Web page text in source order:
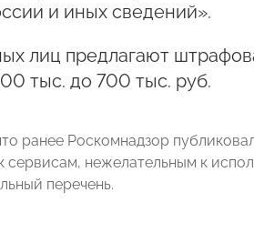
и иных сведений».
лиц предлагают
тыс. до 700 тыс. руб.
ранее Роскомнадзор
сервисам, нежелательным к
перечень.